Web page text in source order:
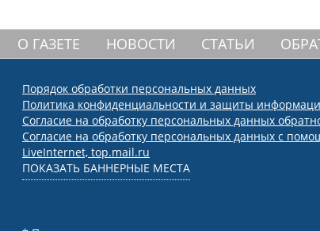
О ГАЗЕТЕ НОВОСТИ СТАТЬИ
Порядок обработки персональных данных
Политика конфиденциальности и защиты
Согласие на обработку персональных данных
Согласие на обработку персональных данных с
LiveInternet, top.mail.ru
ПОКАЗАТЬ БАННЕРНЫЕ МЕСТА